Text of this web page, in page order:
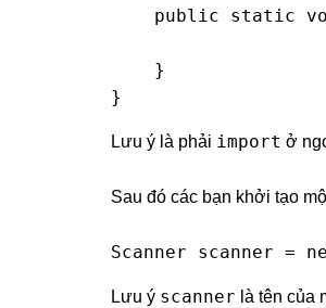
public static
    }
}
Lưu ý là phải import ở
Sau đó các bạn khởi tạo
Scanner scanner =
Lưu ý scanner là tên của